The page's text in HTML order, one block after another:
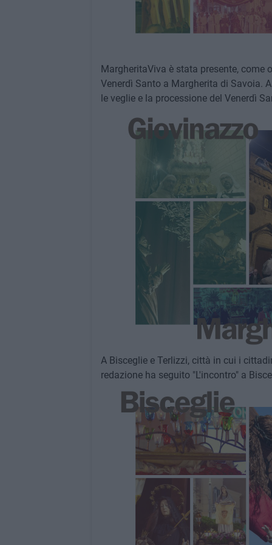
MargheritaViva è stata presente, come
Venerdì Santo a Margherita di Savoia.
le veglie e la processione del Venerdì
A Bisceglie e Terlizzi, città in cui i
redazione ha seguito "L'incontro" a